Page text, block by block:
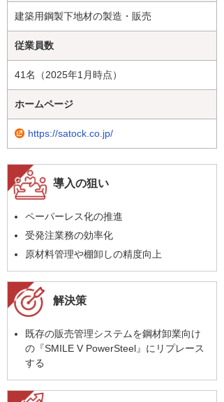
建築用鋼製下地材の製造・販売
従業員数
41名（2025年1月時点）
ホームページ
https://satock.co.jp/
導入の狙い
ペーパーレス化の推進
受発注業務の効率化
原材料管理や棚卸しの精度向上
解決策
既存の販売管理システムを鋼材卸業向け
の『SMILE V PowerSteel』にリプレース
する